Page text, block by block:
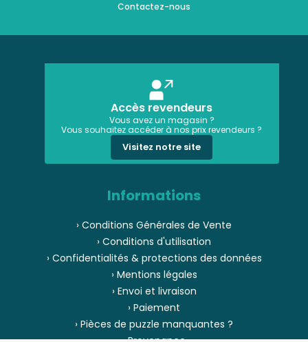
Contactez-nous
Accès revendeurs
Vous avez un magasin ?
Vous souhaitez accéder à nos prix revendeurs ?
Visitez notre site
Informations
› Conditions Générales de Vente
› Conditions d'utilisation
› Confidentialités & protections des données
› Mentions légales
› Envoi et livraison
› Paiement
› Pièces de puzzle manquantes ?